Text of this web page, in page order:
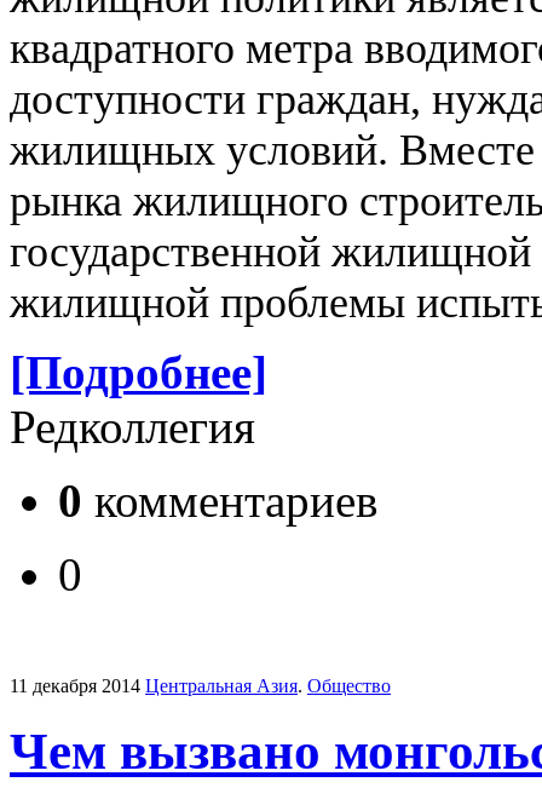
квадратного метра
доступности граждан,
жилищных условий. Вместе
рынка жилищного
государственной
жилищной проблемы
[Подробнее]
Редколлегия
0 комментариев
0
11 декабря 2014 Центральная Азия. Общество
Чем вызвано